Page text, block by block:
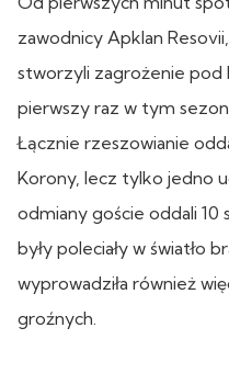
zawodnicy Apklan
stworzyli zagrożenie pod
pierwszy raz w tym
Łącznie rzeszowianie
Korony, lecz tylko jedno
odmiany goście oddali
były poleciały w światło
wyprowadziła również
groźnych.